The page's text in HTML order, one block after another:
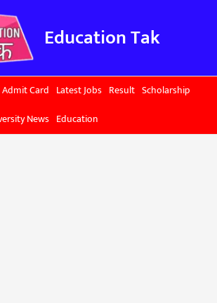
Education Tak
Admit Card Latest Jobs Result Scholarship
News Education